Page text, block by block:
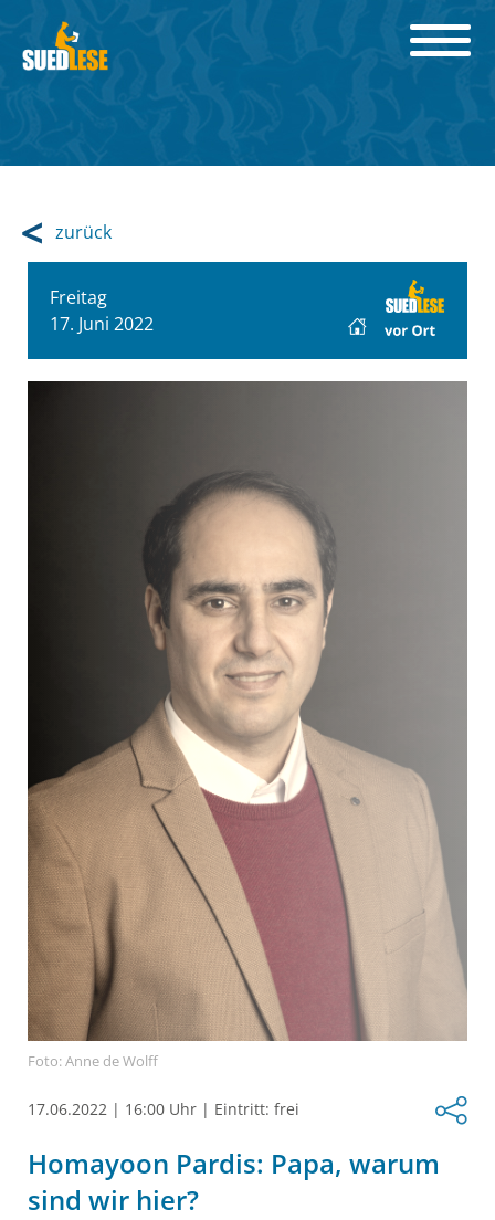
zurück
Freitag
17. Juni 2022
Foto: Anne de Wolff
17.06.2022 | 16:00 Uhr | Eintritt: frei
Homayoon Pardis: Papa, warum
sind wir hier?